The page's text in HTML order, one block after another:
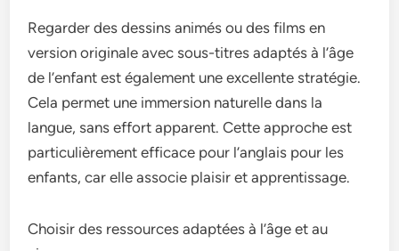
Regarder des dessins animés ou des films en
version originale avec sous-titres adaptés à l’âge
de l’enfant est également une excellente stratégie.
Cela permet une immersion naturelle dans la
langue, sans effort apparent. Cette approche est
particulièrement efficace pour l’anglais pour les
enfants, car elle associe plaisir et apprentissage.
Choisir des ressources adaptées à l’âge et au